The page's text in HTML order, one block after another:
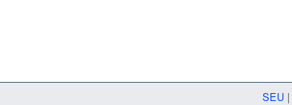
SEU |